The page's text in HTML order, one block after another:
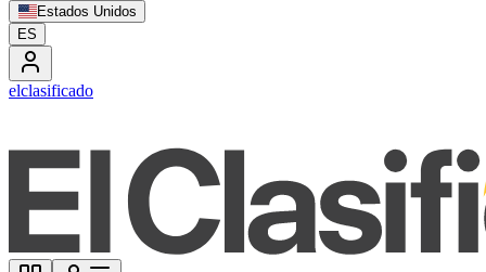
Estados Unidos
ES
elclasificado